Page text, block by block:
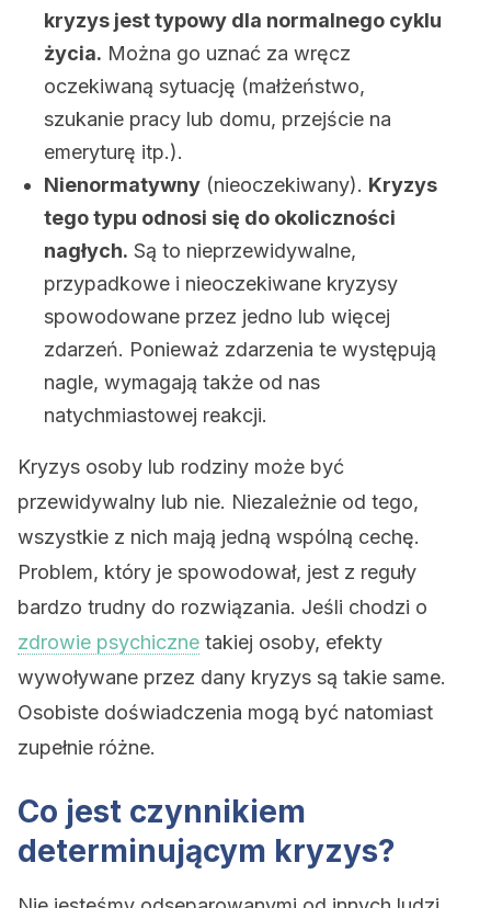
kryzys jest typowy dla normalnego cyklu
życia. Można go uznać za wręcz
oczekiwaną sytuację (małżeństwo,
szukanie pracy lub domu, przejście na
emeryturę itp.).
Nienormatywny (nieoczekiwany). Kryzys
tego typu odnosi się do okoliczności
nagłych. Są to nieprzewidywalne,
przypadkowe i nieoczekiwane kryzysy
spowodowane przez jedno lub więcej
zdarzeń. Ponieważ zdarzenia te występują
nagle, wymagają także od nas
natychmiastowej reakcji.
Kryzys osoby lub rodziny może być
przewidywalny lub nie. Niezależnie od tego,
wszystkie z nich mają jedną wspólną cechę.
Problem, który je spowodował, jest z reguły
bardzo trudny do rozwiązania. Jeśli chodzi o
zdrowie psychiczne takiej osoby, efekty
wywoływane przez dany kryzys są takie same.
Osobiste doświadczenia mogą być natomiast
zupełnie różne.
Co jest czynnikiem
determinującym kryzys?